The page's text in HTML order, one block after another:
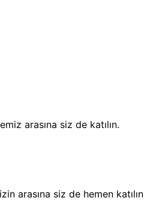
arasına siz de katılın.
arasına siz de hemen katılın